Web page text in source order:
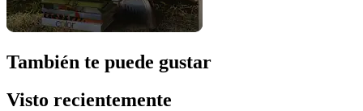
También te puede gustar
Visto recientemente